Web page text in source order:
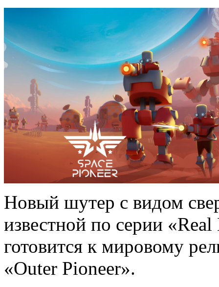
Новый шутер с видом
известной по серии
готовится к мировому
«Outer Pioneer».